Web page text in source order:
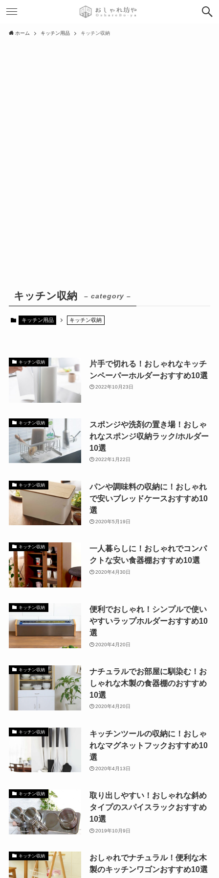
ホーム キッチン用品 キッチン収納
キッチン収納 – category –
キッチン用品 キッチン収納
キッチン収納
片手で切れる！おしゃれなキッチ
ンペーパーホルダーおすすめ10選
2022年10月23日
キッチン収納
スポンジや洗剤の置き場！おしゃ
れなスポンジ収納ラック/ホルダー
10選
2022年1月22日
キッチン収納
パンや調味料の収納に！おしゃれ
で安いブレッドケースおすすめ10
選
2020年5月19日
キッチン収納
一人暮らしに！おしゃれでコンパ
クトな安い食器棚おすすめ10選
2020年4月30日
キッチン収納
便利でおしゃれ！シンプルで使い
やすいラップホルダーおすすめ10
選
2020年4月20日
キッチン収納
ナチュラルでお部屋に馴染む！お
しゃれな木製の食器棚のおすすめ
10選
2020年4月20日
キッチン収納
キッチンツールの収納に！おしゃ
れなマグネットフックおすすめ10
選
2020年4月13日
キッチン収納
取り出しやすい！おしゃれな斜め
タイプのスパイスラックおすすめ
10選
2019年10月9日
キッチン収納
おしゃれでナチュラル！便利な木
製のキッチンワゴンおすすめ10選